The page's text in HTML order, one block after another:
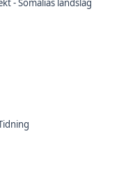
- Somalias landslag